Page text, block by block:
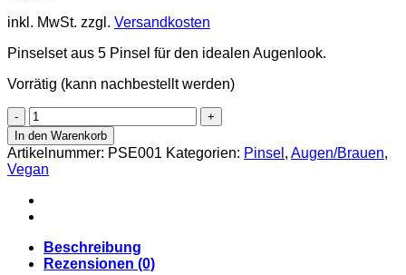
inkl. MwSt. zzgl. Versandkosten
Pinselset aus 5 Pinsel für den idealen Augenlook.
Vorrätig (kann nachbestellt werden)
Pinselset
Eye
Menge
In den Warenkorb
Artikelnummer: PSE001 Kategorien: Pinsel , Augen/Brauen,
Vegan
Beschreibung
Rezensionen (0)